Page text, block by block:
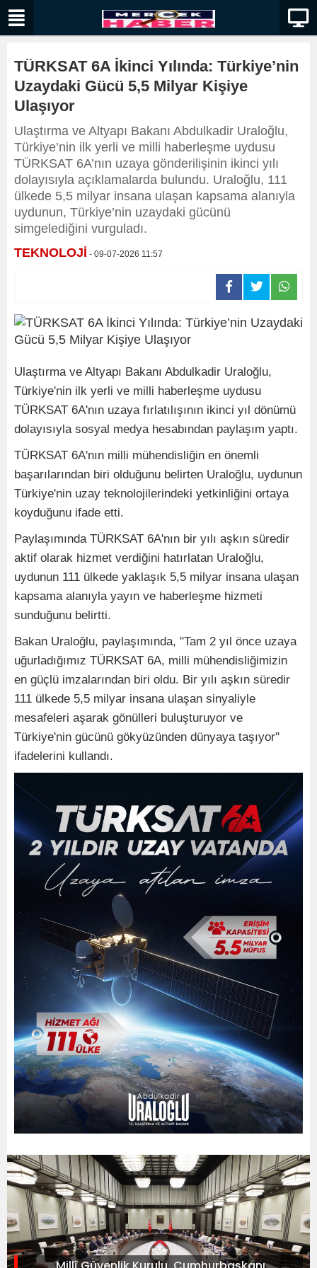
TÜRKSAT 6A İkinci Yılında: Türkiye’nin
Uzaydaki Gücü 5,5 Milyar Kişiye
Ulaşıyor
Ulaştırma ve Altyapı Bakanı Abdulkadir Uraloğlu,
Türkiye’nin ilk yerli ve milli haberleşme uydusu
TÜRKSAT 6A’nın uzaya gönderilişinin ikinci yılı
dolayısıyla açıklamalarda bulundu. Uraloğlu, 111
ülkede 5,5 milyar insana ulaşan kapsama alanıyla
uydunun, Türkiye’nin uzaydaki gücünü
simgelediğini vurguladı.
TEKNOLOJİ - 09-07-2026 11:57
Ulaştırma ve Altyapı Bakanı Abdulkadir Uraloğlu,
Türkiye'nin ilk yerli ve milli haberleşme uydusu
TÜRKSAT 6A'nın uzaya fırlatılışının ikinci yıl dönümü
dolayısıyla sosyal medya hesabından paylaşım yaptı.
TÜRKSAT 6A'nın milli mühendisliğin en önemli
başarılarından biri olduğunu belirten Uraloğlu, uydunun
Türkiye'nin uzay teknolojilerindeki yetkinliğini ortaya
koyduğunu ifade etti.
Paylaşımında TÜRKSAT 6A'nın bir yılı aşkın süredir
aktif olarak hizmet verdiğini hatırlatan Uraloğlu,
uydunun 111 ülkede yaklaşık 5,5 milyar insana ulaşan
kapsama alanıyla yayın ve haberleşme hizmeti
sunduğunu belirtti.
Bakan Uraloğlu, paylaşımında, "Tam 2 yıl önce uzaya
uğurladığımız TÜRKSAT 6A, milli mühendisliğimizin
en güçlü imzalarından biri oldu. Bir yılı aşkın süredir
111 ülkede 5,5 milyar insana ulaşan sinyaliyle
mesafeleri aşarak gönülleri buluşturuyor ve
Türkiye'nin gücünü gökyüzünden dünyaya taşıyor"
ifadelerini kullandı.